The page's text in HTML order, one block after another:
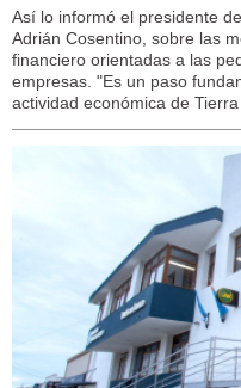
Así lo informó el presidente
Adrián Cosentino, sobre las
financiero orientadas a las
empresas. "Es un paso
actividad económica de